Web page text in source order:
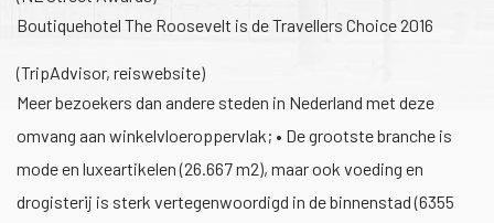
Boutiquehotel The Roosevelt is de Travellers Choice 2016
(TripAdvisor, reiswebsite)
Meer bezoekers dan andere steden in Nederland met deze
omvang aan winkelvloeroppervlak; • De grootste branche is
mode en luxeartikelen (26.667 m2), maar ook voeding en
drogisterij is sterk vertegenwoordigd in de binnenstad (6355